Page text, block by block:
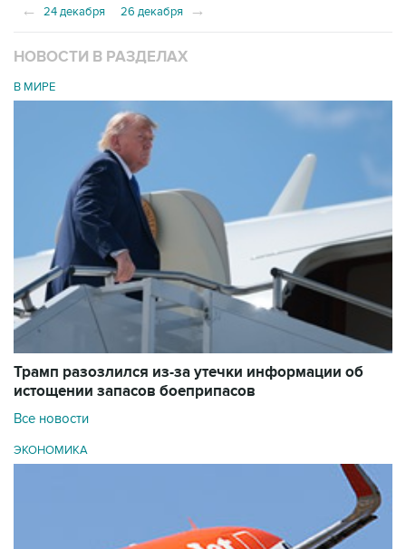
← 24 декабря 26 декабря →
НОВОСТИ В РАЗДЕЛАХ
В МИРЕ
Трамп разозлился из-за утечки информации об
истощении запасов боеприпасов
Все новости
ЭКОНОМИКА